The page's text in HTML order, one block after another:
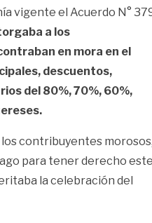
vigente el Acuerdo N°
a los
en mora en el
descuentos,
del 80%, 70%, 60%,
los contribuyentes
para tener derecho
la celebración del